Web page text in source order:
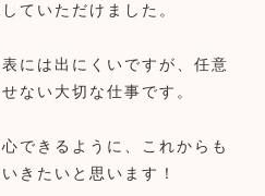
ていただけました。
には出にくいですが、任意
ない大切な仕事です。
できるように、これからも
きたいと思います！